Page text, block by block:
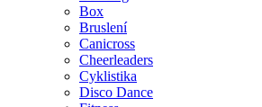
Box
Bruslení
Canicross
Cheerleaders
Cyklistika
Disco Dance